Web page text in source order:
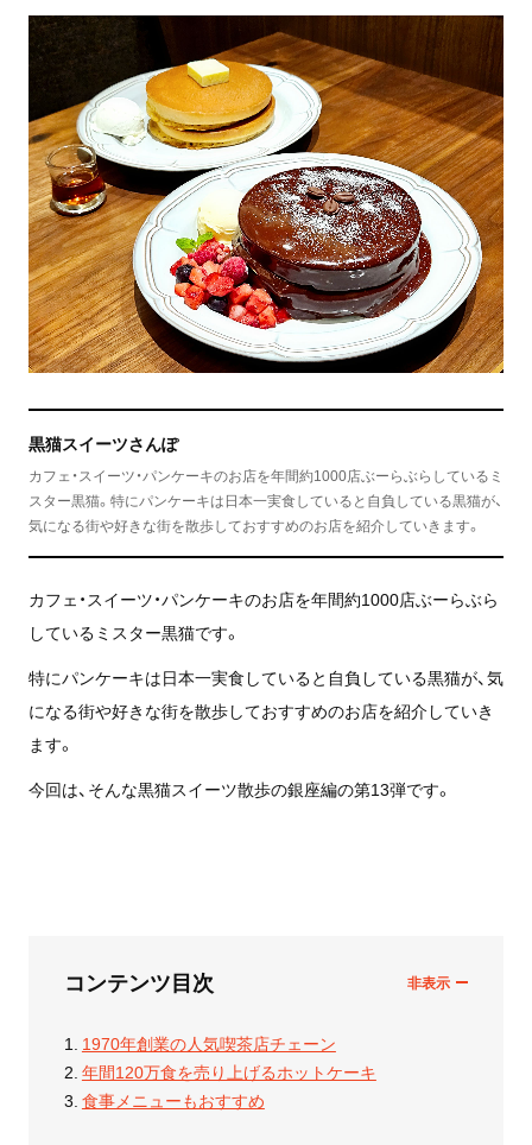
黒猫スイーツさんぽ
カフェ・スイーツ・パンケーキのお店を年間約1000店ぶーらぶらしているミ
スター黒猫。特にパンケーキは日本一実食していると自負している黒猫が、
気になる街や好きな街を散歩しておすすめのお店を紹介していきます。
カフェ・スイーツ・パンケーキのお店を年間約1000店ぶーらぶら
しているミスター黒猫です。
特にパンケーキは日本一実食していると自負している黒猫が、気
になる街や好きな街を散歩しておすすめのお店を紹介していき
ます。
今回は、そんな黒猫スイーツ散歩の銀座編の第13弾です。
コンテンツ目次
1970年創業の人気喫茶店チェーン
年間120万食を売り上げるホットケーキ
食事メニューもおすすめ